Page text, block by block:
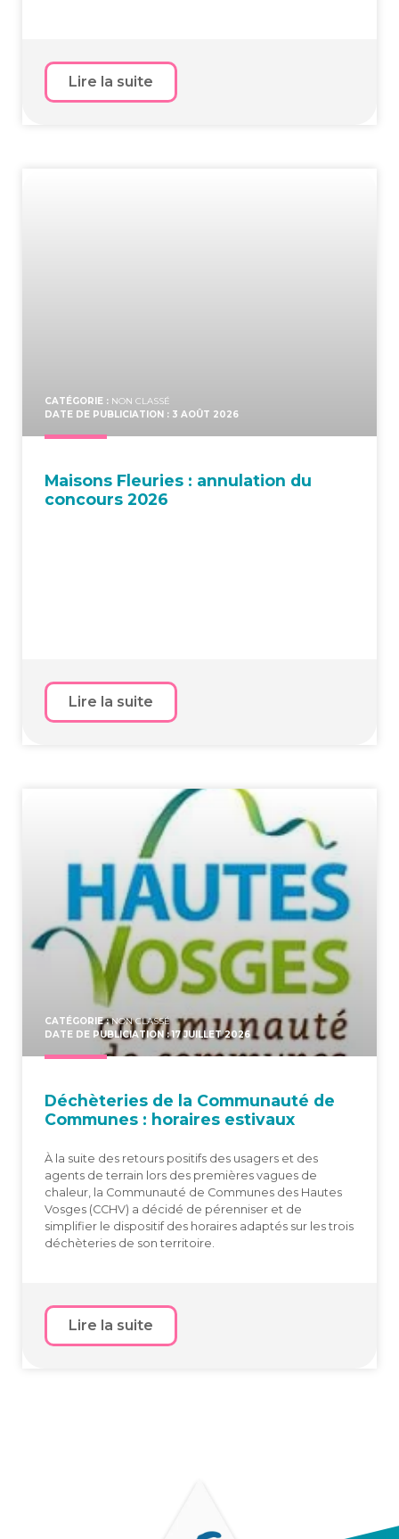
Lire la suite
CATÉGORIE : NON CLASSÉ
DATE DE PUBLICIATION : 3 AOÛT 2026
Mai­sons Fleu­ries : annu­la­tion du
concours 2026
Lire la suite
CATÉGORIE :NON CLASSÉ
DATE DE PUBLICIATION : 17 JUILLET 2026
Déchè­te­ries de la Com­mu­nau­té de
Com­munes : horaires estivaux
À la suite des retours positifs des usagers et des
agents de terrain lors des premières vagues de
chaleur, la Communauté de Communes des Hautes
Vosges (CCHV) a décidé de pérenniser et de
simplifier le dispositif des horaires adaptés sur les trois
déchèteries de son territoire.
Lire la suite